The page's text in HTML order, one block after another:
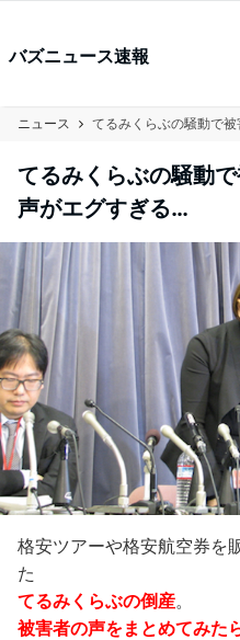
バズニュース速報
ニュース てるみくらぶの騒動で
てるみくらぶの騒動
声がエグすぎる…
格安ツアーや格安航空券を
た
てるみくらぶの倒産。
被害者の声をまとめてみた